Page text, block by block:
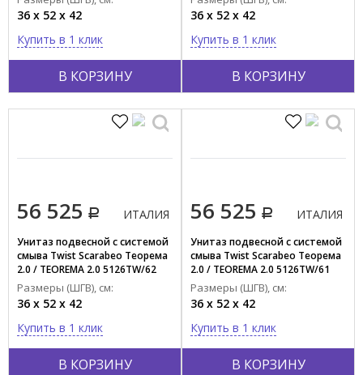
В КОРЗИНУ
36 x 52 x 42
Купить в 1 клик
В КОРЗИНУ
36 x 52 x 42
Купить в 1 клик
56 525
В КОРЗИНУ
ИТАЛИЯ
Унитаз подвесной c системой
смыва Twist Scarabeo Теорема
2.0 / TEOREMA 2.0 5126TW/62
Размеры (ШГВ), см:
36 x 52 x 42
Купить в 1 клик
56 525
В КОРЗИНУ
ИТАЛИЯ
Унитаз подвесной c системой
смыва Twist Scarabeo Теорема
2.0 / TEOREMA 2.0 5126TW/61
Размеры (ШГВ), см:
36 x 52 x 42
Купить в 1 клик